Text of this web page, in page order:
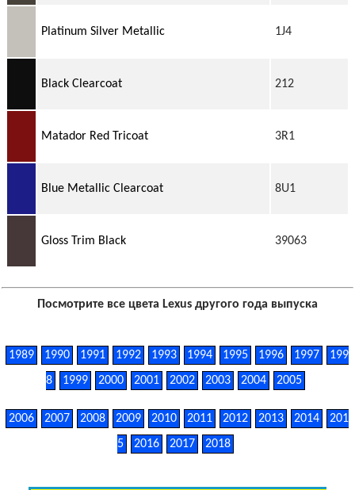
Platinum Silver Metallic 1J4
Black Clearcoat 212
Matador Red Tricoat 3R1
Blue Metallic Clearcoat 8U1
Gloss Trim Black 39063
Посмотрите все цвета Lexus другого года выпуска
1989 1990 1991 1992 1993 1994 1995 1996 1997
199
8
1999 2000 2001 2002 2003 2004 2005
2006 2007 2008 2009 2010 2011 2012 2013 2014
201
5
2016 2017 2018